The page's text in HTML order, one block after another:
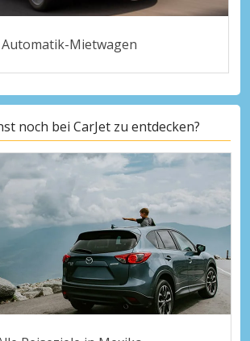
Automatik-Mietwagen
noch bei CarJet zu entdecken?